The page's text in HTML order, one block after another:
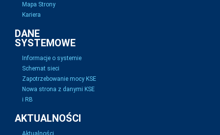
Mapa Strony
Kariera
DANE
SYSTEMOWE
Informacje o systemie
Schemat sieci
Zapotrzebowanie mocy KSE
Nowa strona z danymi KSE
i RB
AKTUALNOŚCI
Aktualności